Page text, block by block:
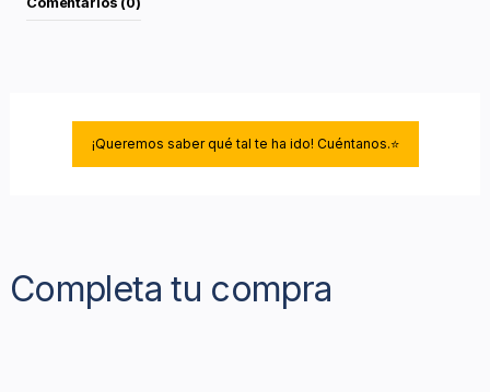
¡Queremos saber qué tal te ha ido! Cuéntanos.⭐
Completa tu compra